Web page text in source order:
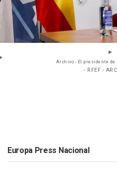
Archivo - El presidente de
- RFEF -
Europa Press Nacional